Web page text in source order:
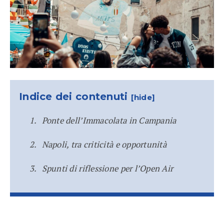
Indice dei contenuti [hide]
Ponte dell’Immacolata in Campania
Napoli, tra criticità e opportunità
Spunti di riflessione per l’Open Air